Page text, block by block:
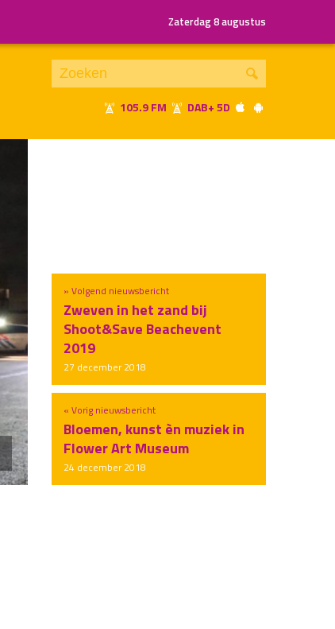
Zaterdag 8 augustus
105.9 FM DAB+ 5D
« Vorig nieuwsbericht
Bloemen, kunst èn muziek in
Flower Art Museum
24 december 2018
» Volgend nieuwsbericht
Zweven in het zand bij
Shoot&Save Beachevent
2019
27 december 2018